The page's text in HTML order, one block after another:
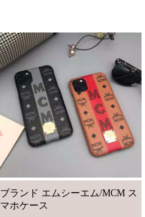
ブランド エムシーエム/MCM ス
マホケース